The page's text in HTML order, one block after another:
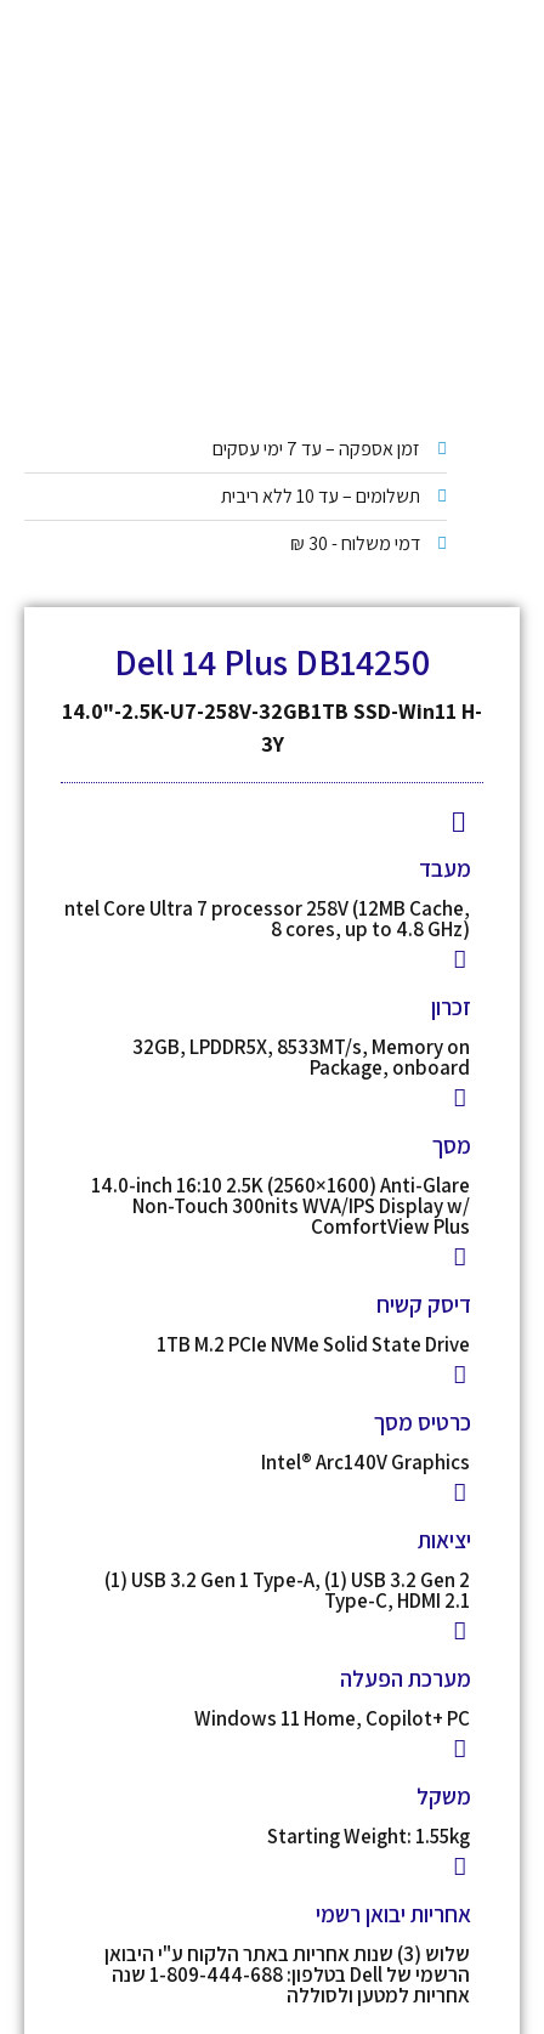
Dell 14 Plus DB14250
14.0"-2.5K-U7-258V-32GB1TB SSD-Win11 H-
מעבד
ntel Core Ultra 7 processor 258V (12MB Cache,
8 cores, up to 4.8 GHz)
זכרון
32GB, LPDDR5X, 8533MT/s, Memory on
Package, onboard
מסך
14.0-inch 16:10 2.5K (2560×1600) Anti-Glare
Non-Touch 300nits WVA/IPS Display w/
ComfortView Plus
דיסק קשיח
1TB M.2 PCIe NVMe Solid State Drive
כרטיס מסך
Intel® Arc140V Graphics
יציאות
(1) USB 3.2 Gen 1 Type-A, (1) USB 3.2 Gen 2
Type-C, HDMI 2.1
מערכת הפעלה
Windows 11 Home, Copilot+ PC
משקל
Starting Weight: 1.55kg
אחריות יבואן רשמי
שלוש (3) שנות אחריות באתר הלקוח ע"י היבואן
הרשמי של Dell בטלפון: 1-809-444-688 שנה
אחריות למטען ולסוללה
זמן אספקה – עד 7 ימי עסקים
תשלומים – עד 10 ללא ריבית
דמי משלוח - 30 ₪